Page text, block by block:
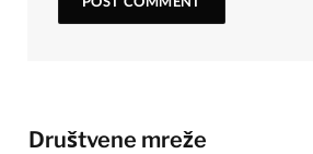
Društvene mreže